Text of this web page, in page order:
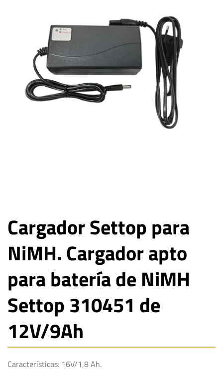
Cargador Settop para
NiMH. Cargador apto
para batería de NiMH
Settop 310451 de
12V/9Ah
Características: 16V/1,8 Ah.